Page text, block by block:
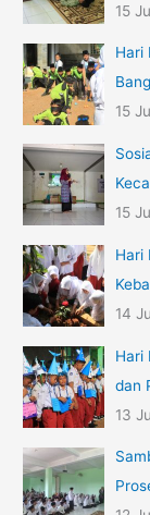
15
Hari
15
15
Hari
14
Hari
dan
13